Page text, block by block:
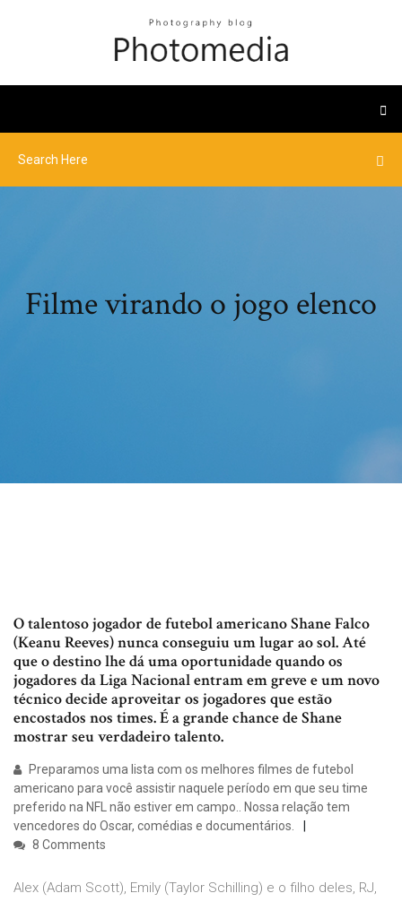
Filme virando o jogo elenco
O talentoso jogador de futebol americano Shane Falco
(Keanu Reeves) nunca conseguiu um lugar ao sol. Até
que o destino lhe dá uma oportunidade quando os
jogadores da Liga Nacional entram em greve e um novo
técnico decide aproveitar os jogadores que estão
encostados nos times. É a grande chance de Shane
mostrar seu verdadeiro talento.
Preparamos uma lista com os melhores filmes de futebol
americano para você assistir naquele período em que seu time
preferido na NFL não estiver em campo.. Nossa relação tem
vencedores do Oscar, comédias e documentários.
8 Comments
Alex (Adam Scott), Emily (Taylor Schilling) e o filho deles, RJ,